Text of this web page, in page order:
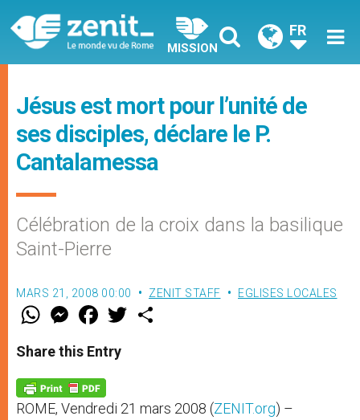
MISSION
FR
Jésus est mort pour l’unité de
ses disciples, déclare le P.
Cantalamessa
Célébration de la croix dans la basilique
Saint-Pierre
MARS 21, 2008 00:00 ZENIT STAFF EGLISES LOCALES
W
t
s
p
p
M
e
s
e
g
e
r
F
a
e
b
o
k
w
Share this Entry
ROME, Vendredi 21 mars 2008 (ZENIT.org) –